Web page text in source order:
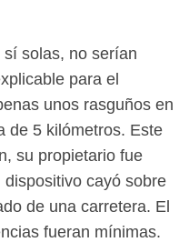
solas, no serían
para el
unos rasguños en
de 5 kilómetros. Este
su propietario fue
cayó sobre
de una carretera. El
fueran mínimas.